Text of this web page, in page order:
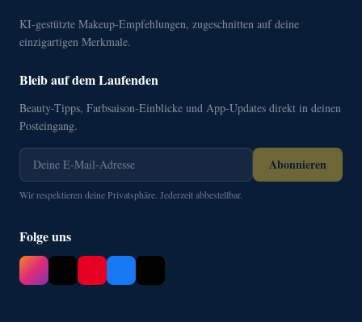
KI-gestützte Makeup-Empfehlungen, zugeschnitten auf deine
einzigartigen Merkmale.
Bleib auf dem Laufenden
Beauty-Tipps, Farbsaison-Einblicke und App-Updates direkt in deinen
Posteingang.
Abonnieren
Wir respektieren deine Privatsphäre. Jederzeit abbestellbar.
Folge uns